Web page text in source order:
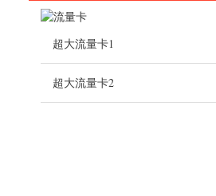
超大流量卡1
超大流量卡2